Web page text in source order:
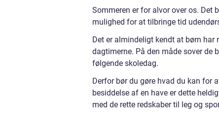
Sommeren er for alvor over os. Det
mulighed for at tilbringe tid
Det er almindeligt kendt at børn
dagtimerne. På den måde sover de
følgende skoledag.
Derfor bør du gøre hvad du kan for
besiddelse af en have er dette
med de rette redskaber til leg og